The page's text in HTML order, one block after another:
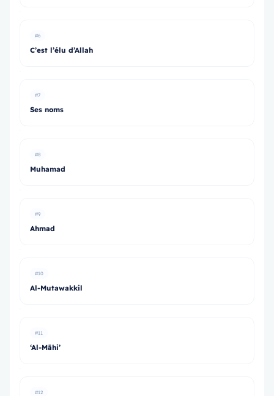
#6
C’est l’élu d’Allah
#7
Ses noms
#8
Muhamad
#9
Ahmad
#10
Al-Mutawakkil
#11
‘Al-Māhi’
#12